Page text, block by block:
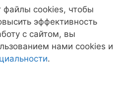
отсчитывается
— стартовая процедура!
один, а у всех
гонки
файлы cookies, чтобы
эффективность
с сайтом, вы
нами cookies и
.